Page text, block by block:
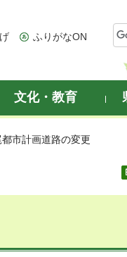
ふりがなON
文化・教育
市計画道路の変更